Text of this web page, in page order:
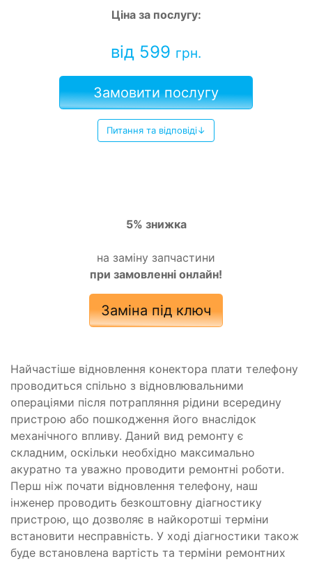
Ціна за послугу:
від 599 грн.
Замовити послугу
Питання та відповіді↓
5% знижка
на заміну запчастини
при замовленні онлайн!
Заміна під ключ
Найчастіше відновлення конектора плати телефону
проводиться спільно з відновлювальними
операціями після потрапляння рідини всередину
пристрою або пошкодження його внаслідок
механічного впливу. Даний вид ремонту є
складним, оскільки необхідно максимально
акуратно та уважно проводити ремонтні роботи.
Перш ніж почати відновлення телефону, наш
інженер проводить безкоштовну діагностику
пристрою, що дозволяє в найкоротші терміни
встановити несправність. У ході діагностики також
буде встановлена ​​вартість та терміни ремонтних